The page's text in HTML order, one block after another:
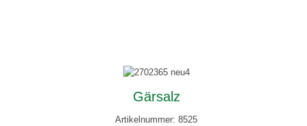
Gärsalz
Artikelnummer: 8525